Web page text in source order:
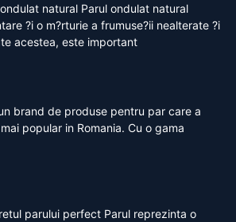
natural Parul ondulat natural
?i o m?rturie a frumuse?ii nealterate ?i
acestea, este important
brand de produse pentru par care a
popular in Romania. Cu o gama
parului perfect Parul reprezinta o